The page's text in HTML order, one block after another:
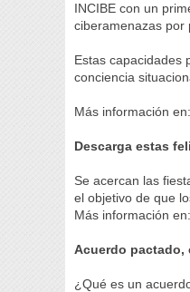
INCIBE con un
ciberamenazas por
Estas capacidades
conciencia
Más información en:
Descarga estas
Se acercan las
el objetivo de que
Más información en:
Acuerdo pactado,
¿Qué es un